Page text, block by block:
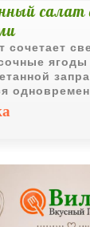
салат
сочетает
и очень
текстура